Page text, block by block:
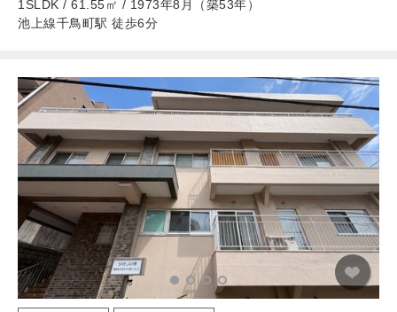
1SLDK / 61.55㎡ / 1973年8月（築53年）
池上線千鳥町駅 徒歩6分